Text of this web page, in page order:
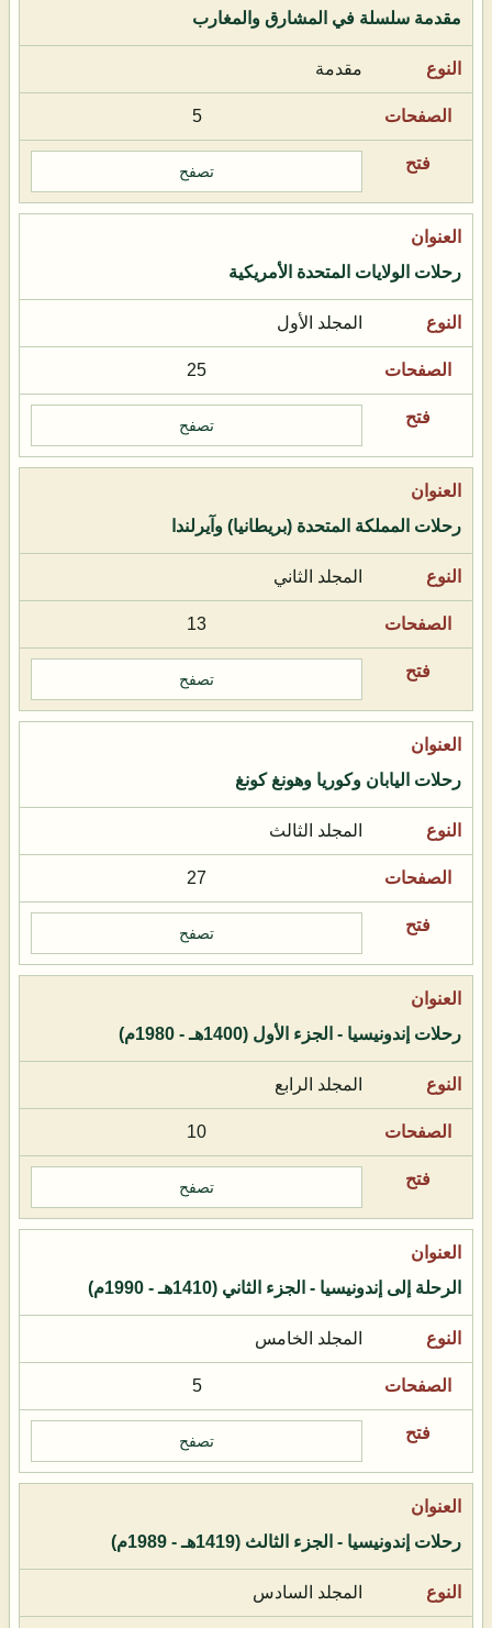
مقدمة سلسلة في المشارق والمغارب
مقدمة
5
تصفح
رحلات الولايات المتحدة الأمريكية
المجلد الأول
25
تصفح
رحلات المملكة المتحدة (بريطانيا) وآيرلندا
المجلد الثاني
13
تصفح
رحلات اليابان وكوريا وهونغ كونغ
المجلد الثالث
27
تصفح
رحلات إندونيسيا - الجزء الأول (1400هـ - 1980م)
المجلد الرابع
10
تصفح
الرحلة إلى إندونيسيا - الجزء الثاني (1410هـ - 1990م)
المجلد الخامس
5
تصفح
رحلات إندونيسيا - الجزء الثالث (1419هـ - 1989م)
المجلد السادس